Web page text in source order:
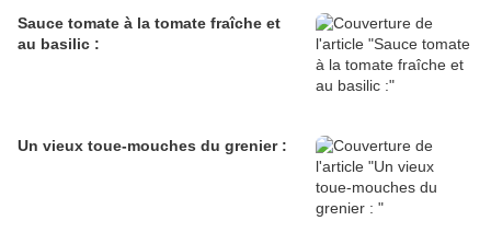
Sauce tomate à la tomate fraîche et
au basilic :
Un vieux toue-mouches du grenier :